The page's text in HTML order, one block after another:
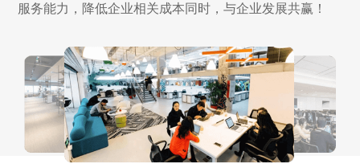
服务能力，降低企业相关成本同时，与企业发展共赢！